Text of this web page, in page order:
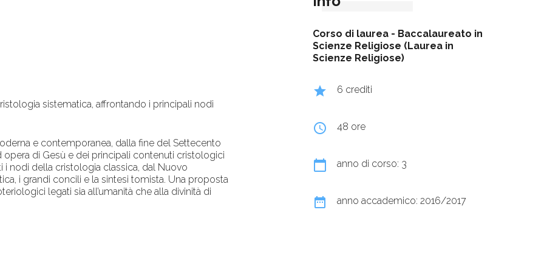
sistematica, affrontando i principali nodi
e contemporanea, dalla fine del Settecento
di Gesù e dei principali contenuti cristologici
i nodi della cristologia classica, dal Nuovo
i grandi concili e la sintesi tomista. Una proposta
legati sia all’umanità che alla divinità di
Corso di laurea - Baccalaureato in
Scienze Religiose (Laurea in
Scienze Religiose)
grade 6 crediti
query_builder 48 ore
calendar_today anno di corso: 3
date_range anno accademico: 2016/2017